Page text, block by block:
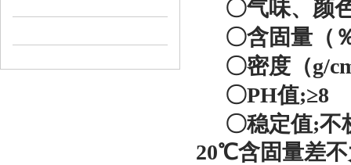
〇气味、颜
〇含固量（
〇密度（g/
〇PH值;≥8
〇稳定值;不
20℃含固量差